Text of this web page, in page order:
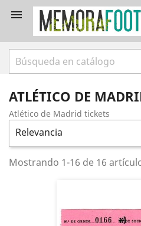

ATLÉTICO DE
Atlético de Madrid tickets
Relevancia
Mostrando 1-16 de 16